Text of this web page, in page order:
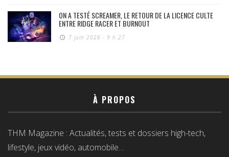
ON A TESTÉ SCREAMER, LE RETOUR DE LA LICENCE CULTE
ENTRE RIDGE RACER ET BURNOUT
7 juin 2026 - 9 h 27
À PROPOS
THM Magazine : Actualités, tests et dossiers high-tech,
lifestyle, jeux vidéo, automobile…